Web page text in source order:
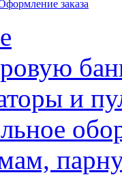
заказа
и